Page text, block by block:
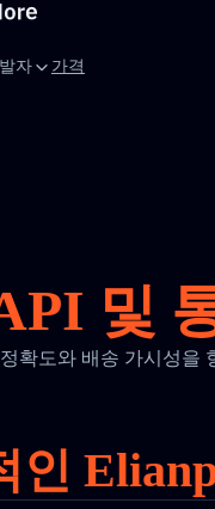
자 가격
및
확도와 배송 가시성을